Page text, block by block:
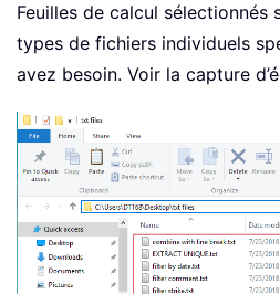
Feuilles de calcul
types de fichiers individuels
avez besoin. Voir la capture